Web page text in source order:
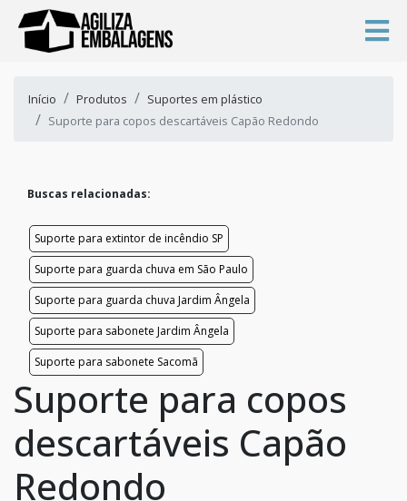
Início Produtos
Suportes em plástico
Suporte para copos descartáveis Capão Redondo
Buscas relacionadas:
Suporte para extintor de incêndio SP
Suporte para guarda chuva em São Paulo
Suporte para guarda chuva Jardim Ângela
Suporte para sabonete Jardim Ângela
Suporte para sabonete Sacomã
Suporte para copos
descartáveis Capão
Redondo